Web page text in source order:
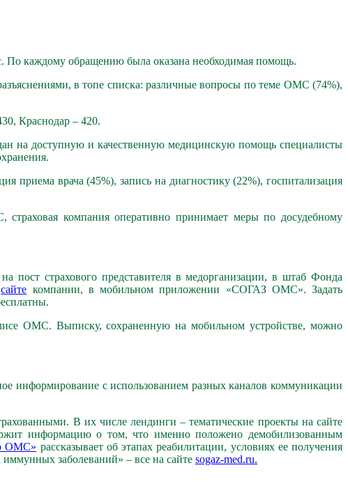
По каждому обращению была оказана необходимая помощь.
в топе списка: различные вопросы по теме ОМС (74%),
Краснодар – 420.
на доступную и качественную медицинскую помощь специалисты
приема врача (45%), запись на диагностику (22%), госпитализация
компания оперативно принимает меры по досудебному
страхового представителя в медорганизации, в штаб Фонда
сайте компании, в мобильном приложении «СОГАЗ ОМС». Задать
ОМС. Выписку, сохраненную на мобильном устройстве, можно
информирование с использованием разных каналов коммуникации
В их числе лендинги – тематические проекты на сайте
информацию о том, что именно положено демобилизованным
ОМС» рассказывает об этапах реабилитации, условиях ее получения
заболеваний» – все на сайте sogaz-med.ru.